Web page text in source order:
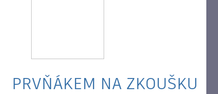
PRVŇÁKEM NA ZKOUŠKU